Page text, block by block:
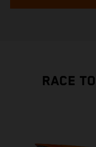
RACE